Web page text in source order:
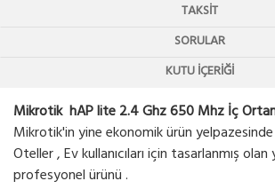
TAKSIT
SORULAR
KUTU İÇERIĞI
Mikrotik hAP lite 2.4 Ghz 650 Mhz İç
Mikrotik'in yine ekonomik ürün
Oteller , Ev kullanıcıları için tasarlanmış
profesyonel ürünü .